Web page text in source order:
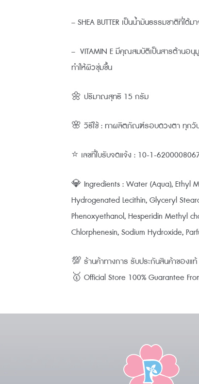
– SHEA BUTTER เป็นน้ำมันธรรมชาติที่
– VITAMIN E มีคุณสมบัติเป็นสารต้านอ
ทำให้ผิวชุ่มชื้น
🌼 ปริมาณสุทธิ 15 กรัม
🌸 วิธีใช้ : ทาผลิตภัณฑ์รอบดวงตา ทุกวัน
⭐ เลขที่ใบรับจดแจ้ง : 10-1-
💎 Ingredients : Water (Aqua), Ethyl
Hydrogenated Lecithin, Glyceryl
Phenoxyethanol, Hesperidin Methyl
Chlorphenesin, Sodium Hydroxide,
💯 ร้านค้าทางการ รับประกันสินค้าของ
🥇 Official Store 100% Guarantee